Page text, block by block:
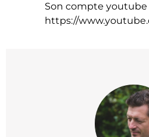
Son compte youtube
https://